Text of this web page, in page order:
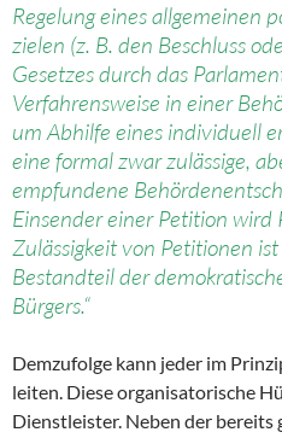
Regelung eines allgemeinen
zielen (z. B. den Beschluss
Gesetzes durch das
Verfahrensweise in einer
um Abhilfe eines individuell
eine formal zwar zulässige,
empfundene
Einsender einer Petition wird
Zulässigkeit von Petitionen
Bestandteil der
Bürgers.“
Demzufolge kann jeder im
leiten. Diese organisatorische
Dienstleister. Neben der